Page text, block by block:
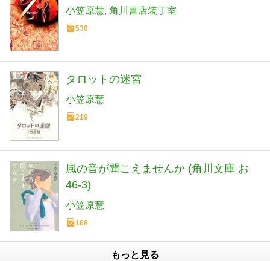
小笠原慧 角川書店装丁室
530
タロットの迷宮
小笠原慧
219
風の音が聞こえませんか (角川文庫 お
46-3)
小笠原慧
168
もっと見る